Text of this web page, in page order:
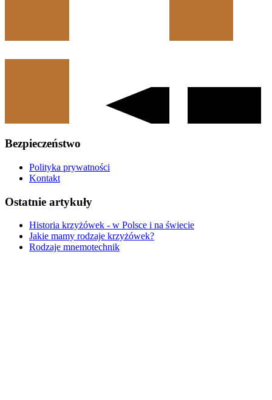
Bezpieczeństwo
Polityka prywatności
Kontakt
Ostatnie artykuły
Historia krzyżówek - w Polsce i na świecie
Jakie mamy rodzaje krzyżówek?
Rodzaje mnemotechnik